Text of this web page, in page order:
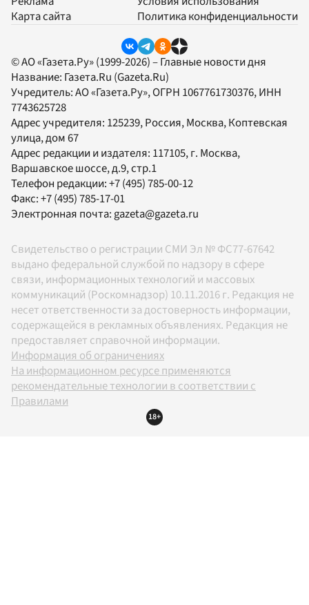
Карта сайта
Политика конфиденциальности
© АО «Газета.Ру» (1999-2026) – Главные новости дня
Название: Газета.Ru (Gazeta.Ru)
Учредитель:АО «Газета.Ру», ОГРН 1067761730376, ИНН
7743625728
Адрес учредителя: 125239, Россия, Москва, Коптевская
улица, дом 67
Адрес редакции и издателя: 117105, г. Москва,
Варшавское шоссе, д.9, стр.1
Телефон редакции:+7 (495) 785-00-12
Факс:+7 (495) 785-17-01
Электронная почта:gazeta@gazeta.ru
Свидетельство о регистрации СМИ Эл № ФС77-67642
выдано федеральной службой по надзору в сфере
связи, информационных технологий и массовых
коммуникаций (Роскомнадзор) 10.11.2016 г. Редакция не
несет ответственности за достоверность информации,
содержащейся в рекламных объявлениях. Редакция не
предоставляет справочной информации.
Информация об ограничениях
На информационном ресурсе применяются
рекомендательные технологии в соответствии с
Правилами
18+